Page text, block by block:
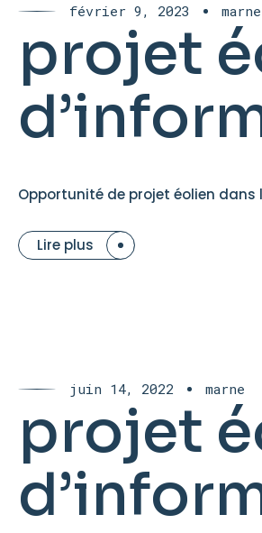
février 9, 2023 marne
projet
Opportunité de projet éolien dans
Lire plus
juin 14, 2022 marne
projet